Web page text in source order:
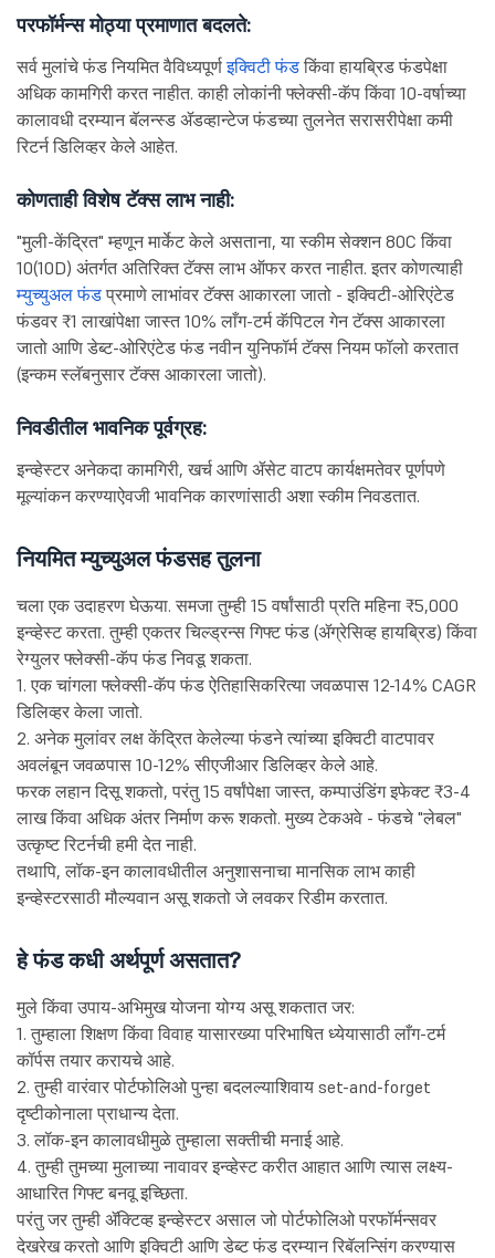
परफॉर्मन्स मोठ्या प्रमाणात बदलते:
सर्व मुलांचे फंड नियमित वैविध्यपूर्णइक्विटी फंड किंवा हायब्रिड फंडपेक्षा
अधिक कामगिरी करत नाहीत. काही लोकांनी फ्लेक्सी-कॅप किंवा 10-वर्षाच्या
कालावधी दरम्यान बॅलन्स्ड ॲडव्हान्टेज फंडच्या तुलनेत सरासरीपेक्षा कमी
रिटर्न डिलिव्हर केले आहेत.
कोणताही विशेष टॅक्स लाभ नाही:
"मुली-केंद्रित" म्हणून मार्केट केले असताना, या स्कीम सेक्शन 80C किंवा
10(10D) अंतर्गत अतिरिक्त टॅक्स लाभ ऑफर करत नाहीत. इतर कोणत्याही
म्युच्युअल फंड प्रमाणे लाभांवर टॅक्स आकारला जातो - इक्विटी-ओरिएंटेड
फंडवर ₹1 लाखांपेक्षा जास्त 10% लाँग-टर्म कॅपिटल गेन टॅक्स आकारला
जातो आणि डेब्ट-ओरिएंटेड फंड नवीन युनिफॉर्म टॅक्स नियम फॉलो करतात
(इन्कम स्लॅबनुसार टॅक्स आकारला जातो).
निवडीतील भावनिक पूर्वग्रह:
इन्व्हेस्टर अनेकदा कामगिरी, खर्च आणि ॲसेट वाटप कार्यक्षमतेवर पूर्णपणे
मूल्यांकन करण्याऐवजी भावनिक कारणांसाठी अशा स्कीम निवडतात.
नियमित म्युच्युअल फंडसह तुलना
चला एक उदाहरण घेऊया. समजा तुम्ही 15 वर्षांसाठी प्रति महिना ₹5,000
इन्व्हेस्ट करता. तुम्ही एकतर चिल्ड्रन्स गिफ्ट फंड (ॲग्रेसिव्ह हायब्रिड) किंवा
रेग्युलर फ्लेक्सी-कॅप फंड निवडू शकता.
1. एक चांगला फ्लेक्सी-कॅप फंड ऐतिहासिकरित्या जवळपास 12-14% CAGR
डिलिव्हर केला जातो.
2. अनेक मुलांवर लक्ष केंद्रित केलेल्या फंडने त्यांच्या इक्विटी वाटपावर
अवलंबून जवळपास 10-12% सीएजीआर डिलिव्हर केले आहे.
फरक लहान दिसू शकतो, परंतु 15 वर्षांपेक्षा जास्त, कम्पाउंडिंग इफेक्ट ₹3-4
लाख किंवा अधिक अंतर निर्माण करू शकतो. मुख्य टेकअवे - फंडचे "लेबल"
उत्कृष्ट रिटर्नची हमी देत नाही.
तथापि, लॉक-इन कालावधीतील अनुशासनाचा मानसिक लाभ काही
इन्व्हेस्टरसाठी मौल्यवान असू शकतो जे लवकर रिडीम करतात.
हे फंड कधी अर्थपूर्ण असतात?
मुले किंवा उपाय-अभिमुख योजना योग्य असू शकतात जर:
1. तुम्हाला शिक्षण किंवा विवाह यासारख्या परिभाषित ध्येयासाठी लाँग-टर्म
कॉर्पस तयार करायचे आहे.
2. तुम्ही वारंवार पोर्टफोलिओ पुन्हा बदलल्याशिवाय set-and-forget
दृष्टीकोनाला प्राधान्य देता.
3. लॉक-इन कालावधीमुळे तुम्हाला सक्तीची मनाई आहे.
4. तुम्ही तुमच्या मुलाच्या नावावर इन्व्हेस्ट करीत आहात आणि त्यास लक्ष्य-
आधारित गिफ्ट बनवू इच्छिता.
परंतु जर तुम्ही ॲक्टिव्ह इन्व्हेस्टर असाल जो पोर्टफोलिओ परफॉर्मन्सवर
देखरेख करतो आणि इक्विटी आणि डेब्ट फंड दरम्यान रिबॅलन्सिंग करण्यास